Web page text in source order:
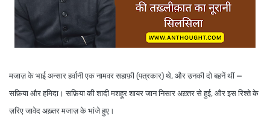
मजाज़ के भाईअन्सार हर्वानीएक नामवर सहाफ़ी (पत्रकार) थे, और उनकी दो बहनें थीं —
सफ़िया औरहमिदा । सफ़िया की शादी मशहूर शायरजान निसार अख़्तरसे हुई, और इस रिश्ते के
ज़रिएजावेद अख़्तरमजाज़ के भांजे हुए।